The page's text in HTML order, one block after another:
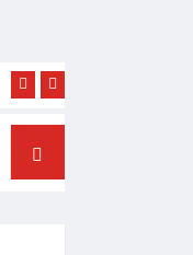
Sanovel İlaç’ta